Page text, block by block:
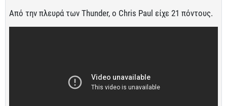
Από την πλευρά των Thunder, ο Chris Paul είχε 21 πόντους.